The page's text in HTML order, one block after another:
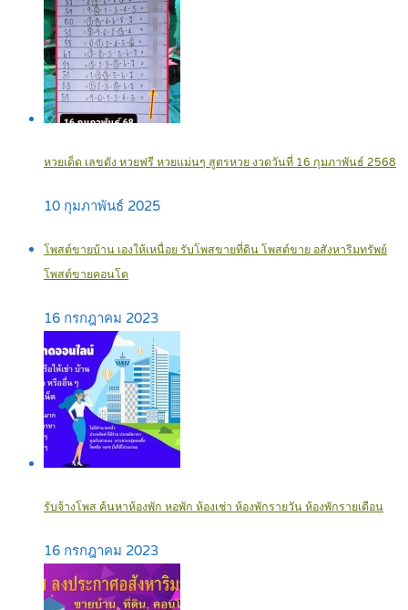
หวยเด็ด เลขดัง หวยฟรี หวยแม่นๆ สูตรหวย งวดวันที่ 16 กุมภาพันธ์ 2568
10 กุมภาพันธ์ 2025
โพสต์ขายบ้าน เองให้เหนื่อย รับโพสขายที่ดิน โพสต์ขาย อสังหาริมทรัพย์
โพสต์ขายคอนโด
16 กรกฎาคม 2023
รับจ้างโพส ค้นหาห้องพัก หอพัก ห้องเช่า ห้องพักรายวัน ห้องพักรายเดือน
16 กรกฎาคม 2023